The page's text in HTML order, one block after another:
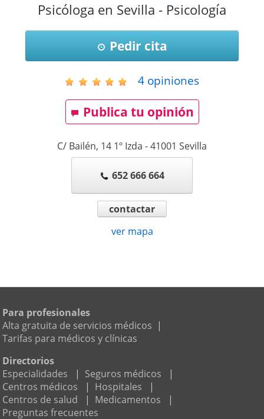
Psicóloga en Sevilla - Psicología
Pedir cita
4opiniones
Publica tu opinión
C/ Bailén, 14 1º Izda -41001 Sevilla
652 666 664
contactar
ver mapa
Para profesionales
Alta gratuita de servicios médicos |
Tarifas para médicos y clínicas
Directorios
Especialidades
| Seguros médicos
|
Centros médicos
| Hospitales
|
Centros de salud
| Medicamentos
|
Preguntas frecuentes